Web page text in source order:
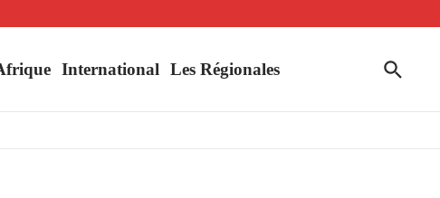
International Les Régionales